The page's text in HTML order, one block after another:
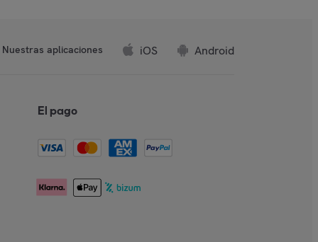
Nuestras aplicaciones iOS Android
El pago